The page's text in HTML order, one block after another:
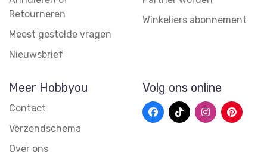
Retourneren
Meest gestelde vragen
Nieuwsbrief
Winkeliers abonnement
Meer Hobbyou
Contact
Verzendschema
Over ons
Volg ons online